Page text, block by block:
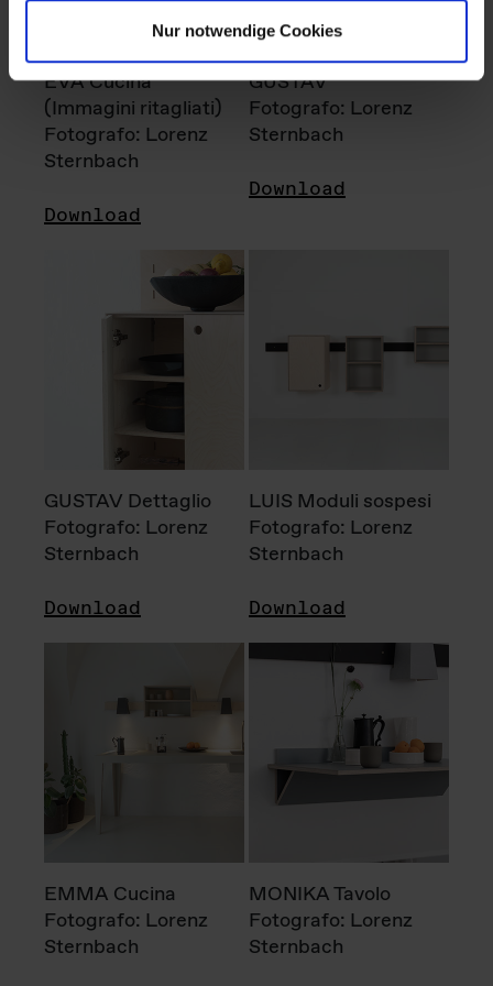
Nur notwendige Cookies
EVA Cucina
(Immagini ritagliati)
Fotografo: Lorenz
Sternbach
Download
GUSTAV
Fotografo: Lorenz
Sternbach
Download
GUSTAV Dettaglio
Fotografo: Lorenz
Sternbach
Download
LUIS Moduli sospesi
Fotografo: Lorenz
Sternbach
Download
EMMA Cucina
Fotografo: Lorenz
Sternbach
MONIKA Tavolo
Fotografo: Lorenz
Sternbach